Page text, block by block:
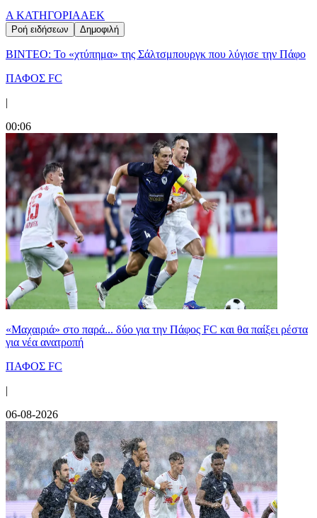
Α ΚΑΤΗΓΟΡΙΑΑΕΚ
Ροή ειδήσεων Δημοφιλή
ΒΙΝΤΕΟ: Το «χτύπημα» της Σάλτσμπουργκ που λύγισε την Πάφο
ΠΑΦΟΣ FC
|
00:06
«Μαχαιριά» στο παρά... δύο για την Πάφος FC και θα παίξει ρέστα
για νέα ανατροπή
ΠΑΦΟΣ FC
|
06-08-2026